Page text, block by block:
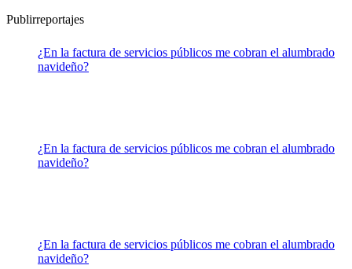
Publirreportajes
¿En la factura de servicios públicos me cobran el alumbrado
navideño?
¿En la factura de servicios públicos me cobran el alumbrado
navideño?
¿En la factura de servicios públicos me cobran el alumbrado
navideño?